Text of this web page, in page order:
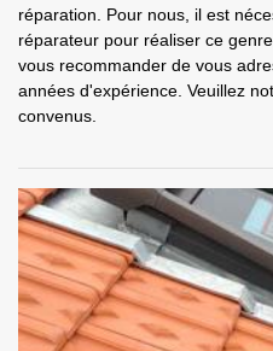
réparation. Pour nous, il est
réparateur pour réaliser ce
vous recommander de vous
années d'expérience. Veuillez
convenus.